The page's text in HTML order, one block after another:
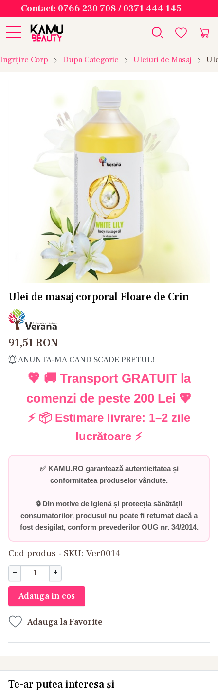
Contact: 0766 230 708 / 0371 444 145
Ingrijire Corp Dupa Categorie Uleiuri de Masaj
Ulei de masaj corporal Floare de Crin
91,51 RON
ANUNTA-MA CAND SCADE PRETUL!
💖 🚚 Transport GRATUIT la
comenzi de peste 200 Lei 💖
⚡ 📦 Estimare livrare: 1–2 zile
lucrătoare ⚡
✅ KAMU.RO garantează autenticitatea și
conformitatea produselor vândute.
🔒 Din motive de igienă și protecția sănătății
consumatorilor, produsul nu poate fi returnat dacă a
fost desigilat, conform prevederilor OUG nr. 34/2014.
Cod produs - SKU Ver0014
− +
Adauga in cos
Adauga la Favorite
Te-ar putea interesa și